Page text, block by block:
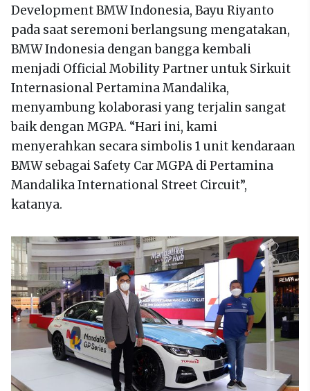
Development BMW Indonesia, Bayu Riyanto
pada saat seremoni berlangsung mengatakan,
BMW Indonesia dengan bangga kembali
menjadi Official Mobility Partner untuk Sirkuit
Internasional Pertamina Mandalika,
menyambung kolaborasi yang terjalin sangat
baik dengan MGPA. “Hari ini, kami
menyerahkan secara simbolis 1 unit kendaraan
BMW sebagai Safety Car MGPA di Pertamina
Mandalika International Street Circuit”,
katanya.